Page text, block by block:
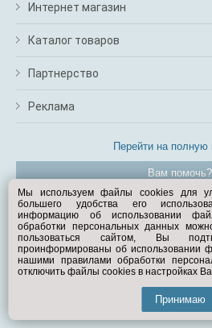
Интернет магазин
Каталог товаров
Партнерство
Реклама
Перейти на полную
Вам помочь?
© Exist.ru
Мы используем файлы cookies для
большего удобства его
информацию об использовании
обработки персональных данных
пользоваться сайтом, Вы
проинформированы об использовании
нашими правилами обработки
отключить файлы cookies в настройках
Принимаю